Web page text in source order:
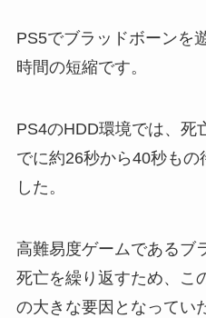
PS5でブラッドボーンを
時間の短縮です。
PS4のHDD環境では、死
でに約26秒から40秒もの
した。
高難易度ゲームであるブ
死亡を繰り返すため、こ
の大きな要因となってい